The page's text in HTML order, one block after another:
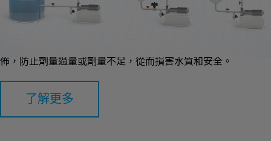
飲用水應用中的化學劑量和稀釋對於確保水安全和品質非常重
要。適當的劑量添加精確數量的化學物質，例如消毒劑和凝固
佈，防止劑量過量或劑量不足，從而損害水質和安全。
了解更多